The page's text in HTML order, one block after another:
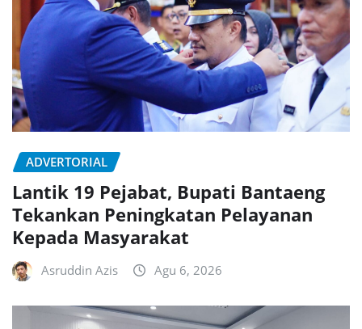
ADVERTORIAL
Lantik 19 Pejabat, Bupati Bantaeng
Tekankan Peningkatan Pelayanan
Kepada Masyarakat
Asruddin Azis Agu 6, 2026